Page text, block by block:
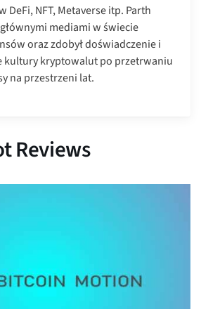
DeFi, NFT, Metaverse itp. Parth
mediami w świecie
oraz zdobył doświadczenie i
kultury kryptowalut po przetrwaniu
na przestrzeni lat.
Reviews